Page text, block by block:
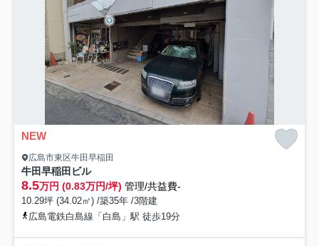
NEW
広島市東区牛田早稲田
牛田早稲田ビル
8.5万円 (0.83万円/坪) 管理/共益費-
10.29坪 (34.02㎡) /築35年 /3階建
広島電鉄白島線「白島」駅 徒歩19分